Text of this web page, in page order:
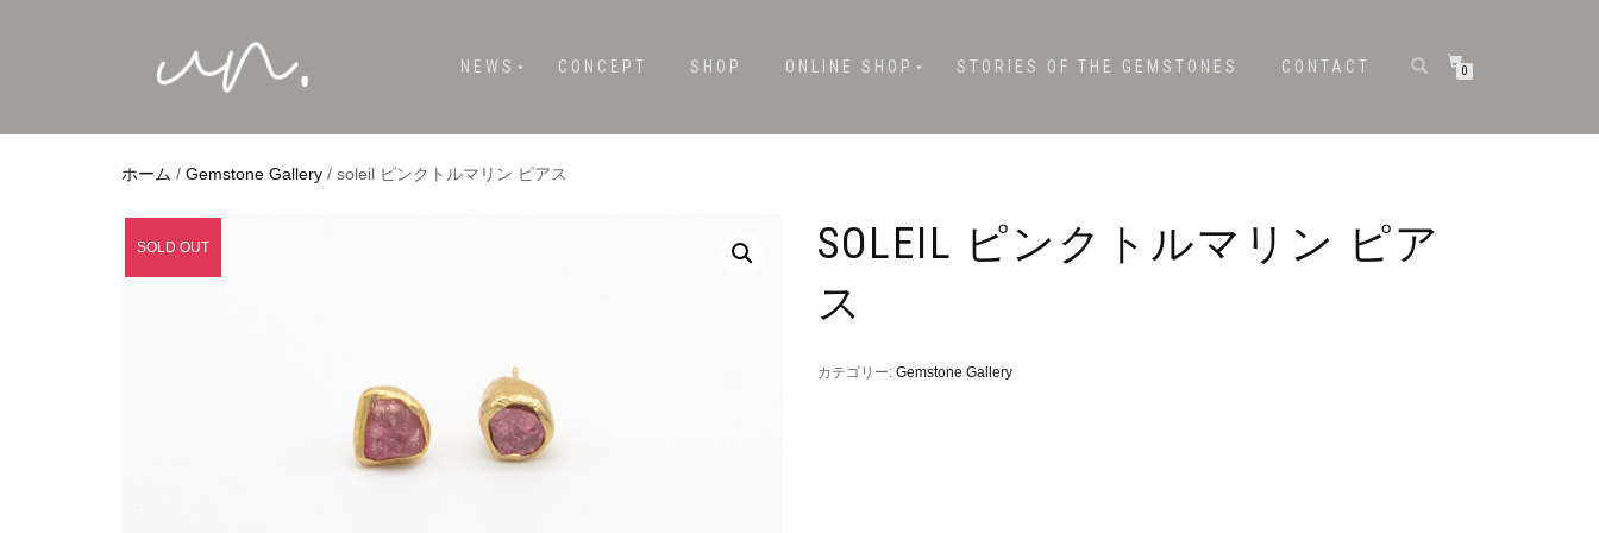
NEWS CONCEPT SHOP ONLINE SHOP STORIES OF THE GEMSTONES CONTACT 0
ホーム / Gemstone Gallery / soleil ピンクトルマリン ピアス
SOLD OUT
SOLEIL ピンクトルマリン ピア
ス
カテゴリー: Gemstone Gallery